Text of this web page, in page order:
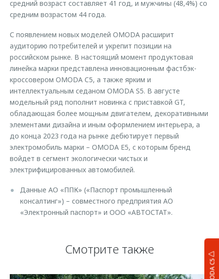
средний возраст составляет 41 год, и мужчины (48,4%) со
средним возрастом 44 года.
С появлением новых моделей OMODA расширит
аудиторию потребителей и укрепит позиции на
российском рынке. В настоящий момент продуктовая
линейка марки представлена инновационным фастбэк-
кроссовером OMODA C5, а также ярким и
интеллектуальным седаном OMODA S5. В августе
модельный ряд пополнит новинка с приставкой GT,
обладающая более мощным двигателем, декоративными
элементами дизайна и иным оформлением интерьера, а
до конца 2023 года на рынке дебютирует первый
электромобиль марки – OMODA E5, с которым бренд
войдет в сегмент экологически чистых и
электрифицированных автомобилей.
Данные АО «ППК» («Паспорт промышленный
консалтинг») – совместного предприятия АО
«Электронный паспорт» и ООО «АВТОСТАТ».
Смотрите также